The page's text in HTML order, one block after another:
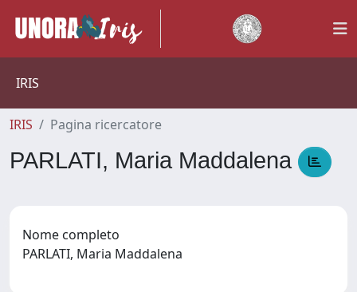
IRIS
IRIS Pagina ricercatore
PARLATI, Maria Maddalena
Nome completo
PARLATI, Maria Maddalena